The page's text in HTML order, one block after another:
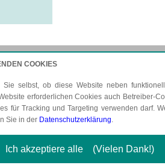
COOKIES
Sie selbst, ob diese Website neben
erforderlichen Cookies auch Betreiber-
für Tracking und Targeting verwenden darf.
Sie in der Datenschutzerklärung.
akzeptiere alle (Vielen Dank!)